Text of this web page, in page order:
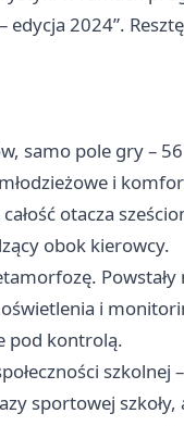
2024”.
samo pole gry –
i
otacza
obok kierowcy.
i
pod kontrolą.
sportowej